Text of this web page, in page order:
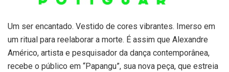
Um ser encantado. Vestido de cores vibrantes. Imerso em
um ritual para reelaborar a morte. É assim que Alexandre
Américo, artista e pesquisador da dança contemporânea,
recebe o público em “Papangu”, sua nova peça, que estreia